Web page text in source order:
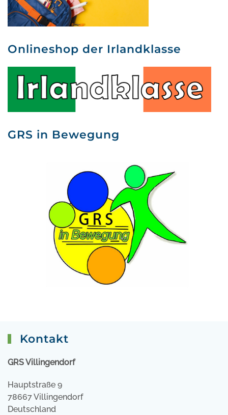
Onlineshop der Irlandklasse
GRS in Bewegung
Kontakt
GRS Villingendorf
Hauptstraße 9
78667 Villingendorf
Deutschland